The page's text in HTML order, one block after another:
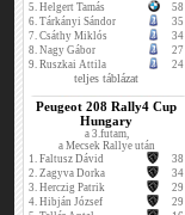
5. Helgert Tamás
58
6. Tárkányi Sándor
35
7. Csáthy Miklós
34
8. Nagy Gábor
27
9. Ruszkai Attila 24
teljes táblázat
Peugeot 208 Rally4 Cup
Hungary
a 3.futam,
a Mecsek Rallye után
1. Faltusz Dávid
38
2. Zagyva Dorka
34
3. Herczig Patrik
29
4. Hibján József
29